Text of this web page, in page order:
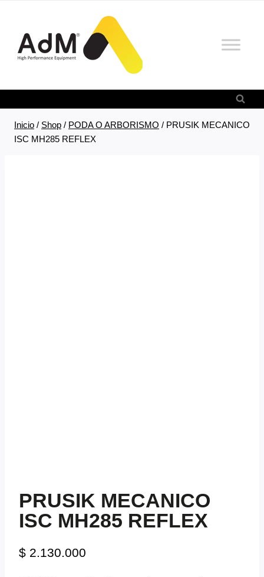
contenido
Inicio / Shop / PODA O ARBORISMO / PRUSIK MECANICO
ISC MH285 REFLEX
PRUSIK MECANICO
ISC MH285 REFLEX
$ 2.130.000